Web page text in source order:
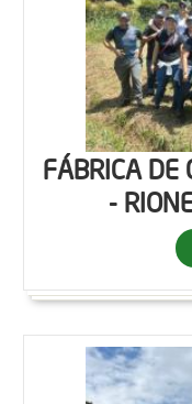
FÁBRICA DE
-